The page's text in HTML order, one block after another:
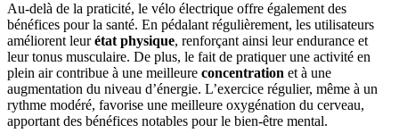
Au-delà de la praticité, le vélo électrique offre également des
bénéfices pour la santé. En pédalant régulièrement, les utilisateurs
améliorent leurétat physique, renforçant ainsi leur endurance et
leur tonus musculaire. De plus, le fait de pratiquer une activité en
plein air contribue à une meilleure concentration et à une
augmentation du niveau d’énergie. L’exercice régulier, même à un
rythme modéré, favorise une meilleure oxygénation du cerveau,
apportant des bénéfices notables pour le bien-être mental.